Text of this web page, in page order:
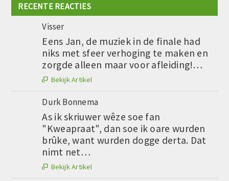
RECENTE REACTIES
Visser
Eens Jan, de muziek in de finale had
niks met sfeer verhoging te maken en
zorgde alleen maar voor afleiding!…
 Bekijk Artikel
Durk Bonnema
As ik skriuwer wêze soe fan
"Kweapraat", dan soe ik oare wurden
brûke, want wurden dogge derta. Dat
nimt net…
 Bekijk Artikel